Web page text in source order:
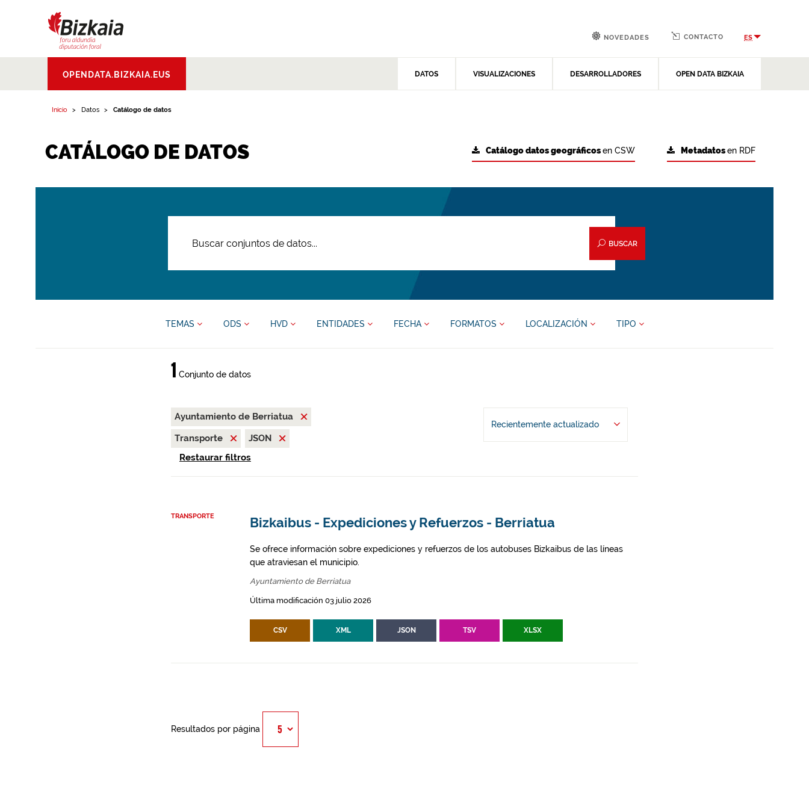
Aldundia.Diputacion
Foral de Bizkaia
OPENDATA.BIZKAIA.EUS DATOS VISUALIZACIONES DESARROLLADORES OPEN DATA BIZKAIA
NOVEDADES CONTACTO ES
Inicio Datos Catálogo de datos
CATÁLOGO DE DATOS Metadatosen RDF
Catálogo datos geográficosen CSW
BUSCAR
TEMAS ODS HVD ENTIDADES FECHA FORMATOS LOCALIZACIÓN TIPO
1 Conjunto de datos
Ayuntamiento de Berriatua
Transporte
JSON
Restaurar filtros
Recientemente actualizado
TRANSPORTE Bizkaibus - Expediciones y Refuerzos - Berriatua
Se ofrece información sobre expediciones y refuerzos de los autobuses Bizkaibus de las líneas
que atraviesan el municipio.
Ayuntamiento de Berriatua
Última modificación 03 julio 2026
CSV XML JSON TSV XLSX
Resultados por página